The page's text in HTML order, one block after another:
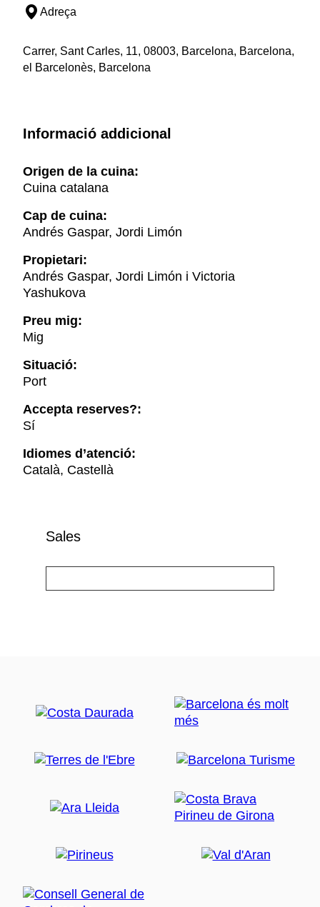
Adreça
Carrer, Sant Carles, 11, 08003, Barcelona, Barcelona,
el Barcelonès, Barcelona
Informació addicional
Origen de la cuina:
Cuina catalana
Cap de cuina:
Andrés Gaspar, Jordi Limón
Propietari:
Andrés Gaspar, Jordi Limón i Victoria
Yashukova
Preu mig:
Mig
Situació:
Port
Accepta reserves?:
Sí
Idiomes d’atenció:
Català, Castellà
Sales